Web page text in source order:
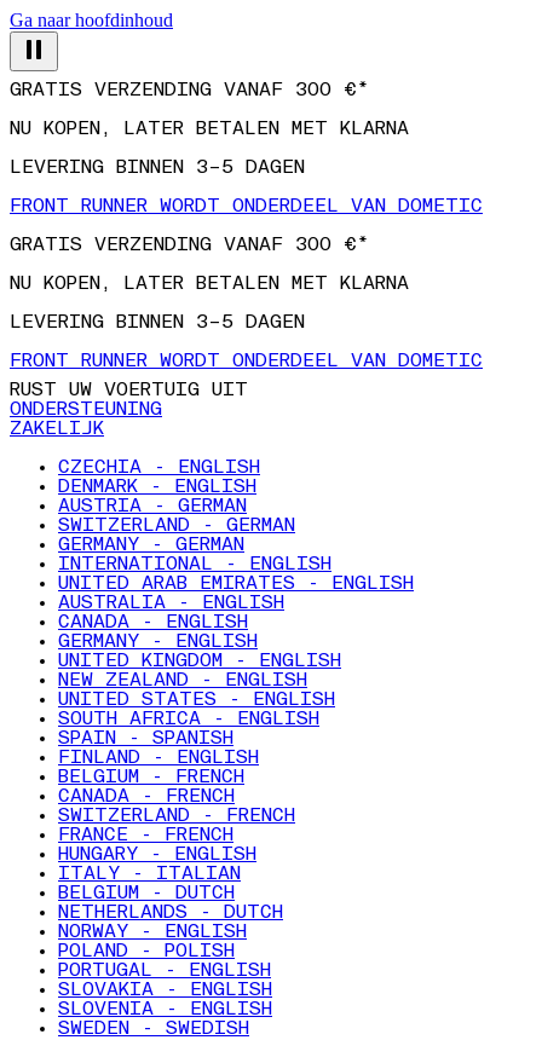
Ga naar hoofdinhoud
NU KOPEN, LATER BETALEN MET KLARNA
LEVERING BINNEN 3–5 DAGEN
FRONT RUNNER WORDT ONDERDEEL VAN DOMETIC
GRATIS VERZENDING VANAF 300 €*
NU KOPEN, LATER BETALEN MET KLARNA
LEVERING BINNEN 3–5 DAGEN
FRONT RUNNER WORDT ONDERDEEL VAN DOMETIC
RUST UW VOERTUIG UIT
ONDERSTEUNING
ZAKELIJK
CZECHIA - ENGLISH
DENMARK - ENGLISH
AUSTRIA - GERMAN
SWITZERLAND - GERMAN
GERMANY - GERMAN
INTERNATIONAL - ENGLISH
UNITED ARAB EMIRATES - ENGLISH
AUSTRALIA - ENGLISH
CANADA - ENGLISH
GERMANY - ENGLISH
UNITED KINGDOM - ENGLISH
NEW ZEALAND - ENGLISH
UNITED STATES - ENGLISH
SOUTH AFRICA - ENGLISH
SPAIN - SPANISH
FINLAND - ENGLISH
BELGIUM - FRENCH
CANADA - FRENCH
SWITZERLAND - FRENCH
FRANCE - FRENCH
HUNGARY - ENGLISH
ITALY - ITALIAN
BELGIUM - DUTCH
NETHERLANDS - DUTCH
NORWAY - ENGLISH
POLAND - POLISH
PORTUGAL - ENGLISH
SLOVAKIA - ENGLISH
SLOVENIA - ENGLISH
SWEDEN - SWEDISH